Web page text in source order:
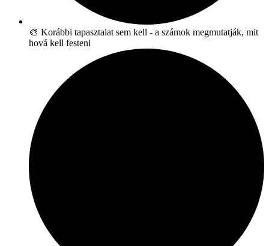
🎨 Korábbi tapasztalat sem kell - a számok megmutatják, mit
hová kell festeni